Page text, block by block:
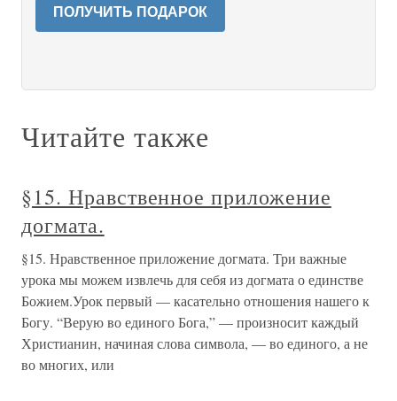
ПОЛУЧИТЬ ПОДАРОК
Читайте также
§15. Нравственное приложение
догмата.
§15. Нравственное приложение догмата. Три важные
урока мы можем извлечь для себя из догмата о единстве
Божием.Урок первый — касательно отношения нашего к
Богу. “Верую во единого Бога,” — произносит каждый
Христианин, начиная слова символа, — во единого, а не
во многих, или